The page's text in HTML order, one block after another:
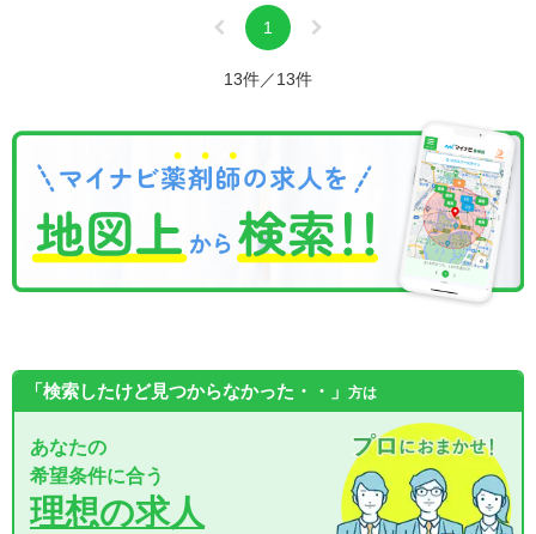
1
13件／13件
「検索したけど見つからなかった・・」 方は
あなたの
希望条件に合う
理想の求人